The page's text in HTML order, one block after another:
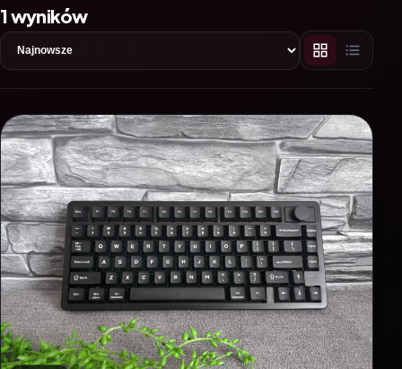
1 wyników